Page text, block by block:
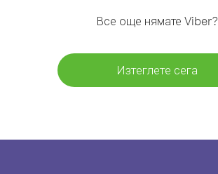
Все още нямате Viber?
Изтеглете сега